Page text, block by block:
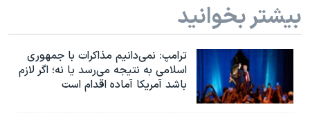
بیشتر بخوانید
ترامپ: نمی‌دانیم مذاکرات با جمهوری
اسلامی به نتیجه می‌رسد یا نه؛ اگر لازم
باشد آمریکا آماده اقدام است